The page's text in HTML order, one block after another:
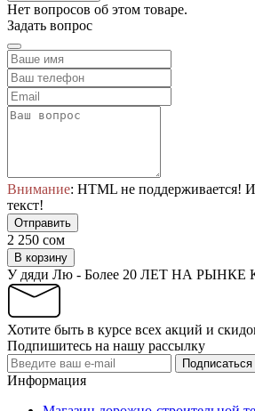
Нет вопросов об этом товаре.
Задать вопрос
Внимание: HTML не поддерживается!
текст!
Отправить
2 250 сом
В корзину
У дяди Лю - Более 20 ЛЕТ НА РЫНКЕ
Хотите быть в курсе всех акций и
Подпишитесь на нашу рассылку
Подписаться
Информация